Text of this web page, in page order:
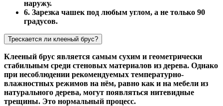
наружу.
6. Зарезка чашек под любым углом, а не только 90
градусов.
Трескается ли клееный брус?
Клееный брус является самым сухим и геометрически
стабильным среди стеновых материалов из дерева. Однако
при несоблюдении рекомендуемых температурно-
влажностных режимов на нём, равно как и на мебели из
натурального дерева, могут появляться нитевидные
трещины. Это нормальный процесс.